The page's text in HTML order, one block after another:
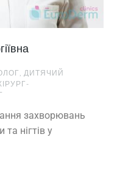
ДИТЯЧИЙ
захворювань
та нігтів у